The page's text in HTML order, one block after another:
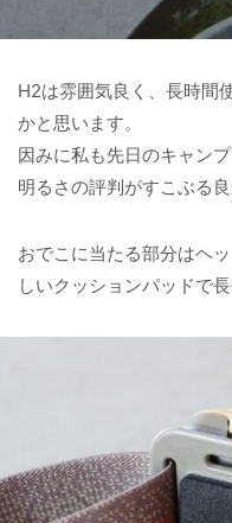
H2は雰囲気良く、長時間
かと思います。
因みに私も先日のキャン
明るさの評判がすこぶる
おでこに当たる部分はヘ
しいクッションパッドで